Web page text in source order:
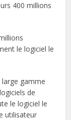
400 millions
le logiciel le
gamme
de
le logiciel le
utilisateur